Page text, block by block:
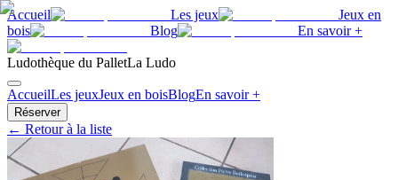
Accueil Les jeux
Jeux en
bois
Blog En savoir +
Ludothèque du PalletLa Ludo
AccueilLes jeuxJeux en boisBlogEn savoir +
Réserver
← Retour à la liste